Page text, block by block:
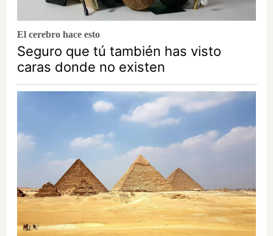
El cerebro hace esto
Seguro que tú también has visto
caras donde no existen